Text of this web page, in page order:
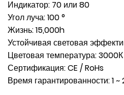
Индикатор: 70 или 80
Угол луча: 100 °
Жизнь: 15,000h
Устойчивая световая
Цветовая температура:
Сертификация: CE / RoHs
Время гарантированности: 1 ~